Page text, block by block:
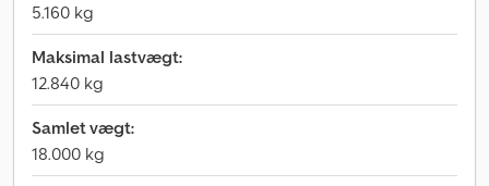
5.160 kg
Maksimal lastvægt:
12.840 kg
Samlet vægt:
18.000 kg